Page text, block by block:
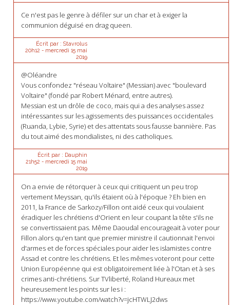
Ce n'est pas le genre à défiler sur un char et à exiger la
communion déguisé en drag queen.
Écrit par : Stavrolus
20h12 - mercredi 15 mai
2019
@Oléandre
Vous confondez "réseau Voltaire" (Messian) avec "boulevard
Voltaire" (fondé par Robert Ménard, entre autres).
Messian est un drôle de coco, mais qui a des analyses assez
intéressantes sur les agissements des puissances occidentales
(Ruanda, Lybie, Syrie) et des attentats sous fausse bannière. Pas
du tout aimé des mondialistes, ni des catholiques.
Écrit par : Dauphin
21h52 - mercredi 15 mai
2019
On a envie de rétorquer à ceux qui critiquent un peu trop
vertement Meyssan, qu'ils étaient où à l'époque ? Eh bien en
2011, la France de Sarkozy/Fillon ont aidé ceux qui voulaient
éradiquer les chrétiens d'Orient en leur coupant la tête s'ils ne
se convertissaient pas. Même Daoudal encourageait à voter pour
Fillon alors qu'en tant que premier ministre il cautionnait l'envoi
d'armes et de forces spéciales pour aider les islamistes contre
Assad et contre les chrétiens. Et les mêmes voteront pour cette
Union Européenne qui est obligatoirement liée à l'Otan et à ses
crimes anti-chrétiens. Sur TVliberté, Roland Hureaux met
heureusement les points sur les i :
https://www.youtube.com/watch?v=jcHTWLJ2dws